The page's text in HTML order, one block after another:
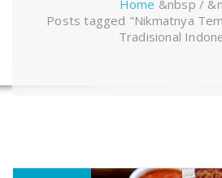
Home &nbsp /
Posts tagged "Nikmatnya
Tradisional